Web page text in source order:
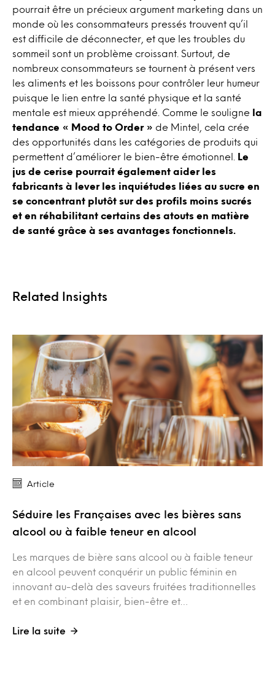
pourrait être un précieux argument marketing dans un
monde où les consommateurs pressés trouvent qu’il
est difficile de déconnecter, et que les troubles du
sommeil sont un problème croissant. Surtout, de
nombreux consommateurs se tournent à présent vers
les aliments et les boissons pour contrôler leur humeur
puisque le lien entre la santé physique et la santé
mentale est mieux appréhendé. Comme le souligne la
tendance « Mood to Order » de Mintel, cela crée
des opportunités dans les catégories de produits qui
permettent d’améliorer le bien-être émotionnel.
Le
jus de cerise pourrait également aider les
fabricants à lever les inquiétudes liées au sucre en
se concentrant plutôt sur des profils moins sucrés
et en réhabilitant certains des atouts en matière
de santé grâce à ses avantages fonctionnels.
Related Insights
Article
Séduire les Françaises avec les bières sans
alcool ou à faible teneur en alcool
Les marques de bière sans alcool ou à faible teneur
en alcool peuvent conquérir un public féminin en
innovant au-delà des saveurs fruitées traditionnelles
et en combinant plaisir, bien-être et…
Lire la suite